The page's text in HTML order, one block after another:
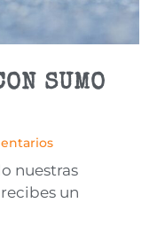
SUMO
nuestras
un